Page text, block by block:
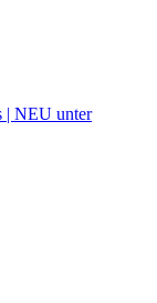
| NEU unter